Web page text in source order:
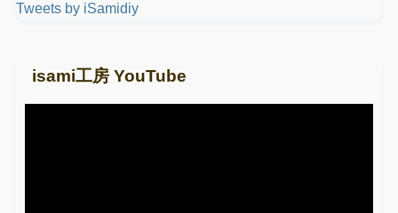
Tweets by iSamidiy
isami工房 YouTube